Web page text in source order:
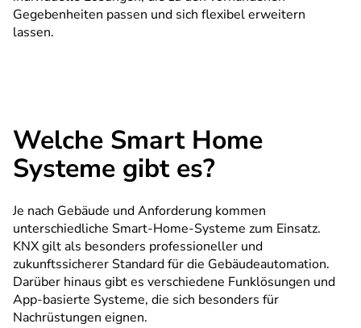
Gegebenheiten passen und sich flexibel erweitern
lassen.
Welche Smart Home
Systeme gibt es?
Je nach Gebäude und Anforderung kommen
unterschiedliche Smart-Home-Systeme zum Einsatz.
KNX gilt als besonders professioneller und
zukunftssicherer Standard für die Gebäudeautomation.
Darüber hinaus gibt es verschiedene Funklösungen und
App-basierte Systeme, die sich besonders für
Nachrüstungen eignen.